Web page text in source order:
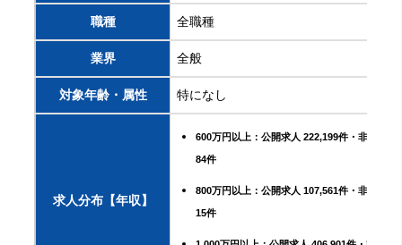
職種 全職種
業界 全般
対象年齢・属性 特になし
求人分布【年収】
600万円以上：公開求人 222,199件・非公開求
84件
800万円以上：公開求人 107,561件・非公開求
15件